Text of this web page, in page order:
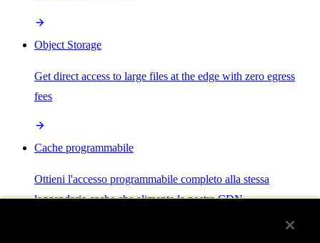
Object Storage
Get direct access to large files at the edge with zero egress
fees
Cache programmabile
Ottieni l'accesso programmabile completo alla stessa
leggendaria cache che alimenta la nostra CDN.